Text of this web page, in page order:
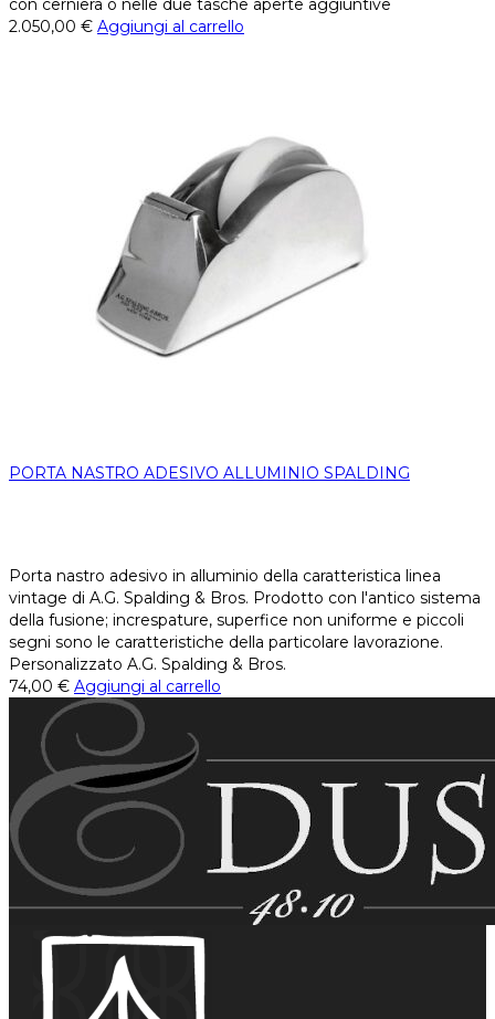
con cerniera o nelle due tasche aperte aggiuntive
2.050,00 € Aggiungi al carrello
PORTA NASTRO ADESIVO ALLUMINIO SPALDING
Porta nastro adesivo in alluminio della caratteristica linea
vintage di A.G. Spalding & Bros. Prodotto con l'antico sistema
della fusione; increspature, superfice non uniforme e piccoli
segni sono le caratteristiche della particolare lavorazione.
Personalizzato A.G. Spalding & Bros.
74,00 € Aggiungi al carrello